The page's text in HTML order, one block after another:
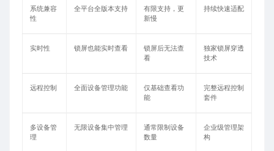
系统兼容
性
全平台全版本支持
有限支持，更
新慢
持续快速适配
实时性 锁屏也能实时查看
锁屏后无法查
看
独家锁屏穿透
技术
远程控制 全面设备管理功能
仅基础查看功
能
完整远程控制
套件
多设备管
理
无限设备集中管理
通常限制设备
数量
企业级管理架
构